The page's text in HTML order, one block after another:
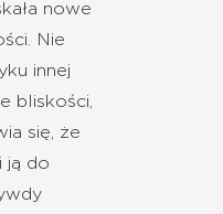
nowe
Nie
innej
bliskości,
się, że
ją do